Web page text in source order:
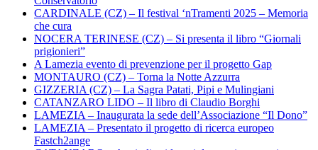
CARDINALE (CZ) – Il festival ‘nTramenti 2025 – Memoria
che cura
NOCERA TERINESE (CZ) – Si presenta il libro “Giornali
prigionieri”
A Lamezia evento di prevenzione per il progetto Gap
MONTAURO (CZ) – Torna la Notte Azzurra
GIZZERIA (CZ) – La Sagra Patati, Pipi e Mulingiani
CATANZARO LIDO – Il libro di Claudio Borghi
LAMEZIA – Inaugurata la sede dell’Associazione “Il Dono”
LAMEZIA – Presentato il progetto di ricerca europeo
Fastch2ange